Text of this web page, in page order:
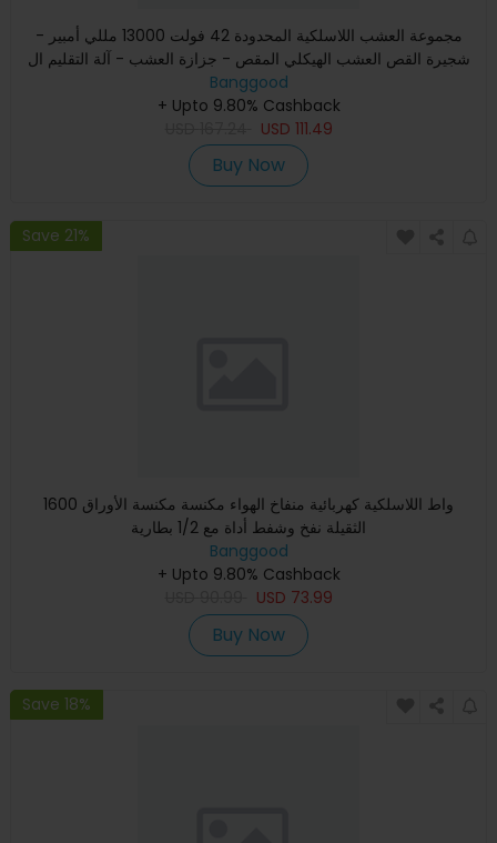
مجموعة العشب اللاسلكية المحدودة 42 فولت 13000 مللي أمبير -
شجيرة القص العشب الهيكلي المقص - جزازة العشب - آلة التقليم ال
Banggood
+ Upto 9.80% Cashback
USD 111.49
Buy Now
Save 21%
1600 واط اللاسلكية كهربائية منفاخ الهواء مكنسة مكنسة الأوراق
الثقيلة نفخ وشفط أداة مع 1/2 بطارية
Banggood
+ Upto 9.80% Cashback
USD 73.99
Buy Now
Save 18%